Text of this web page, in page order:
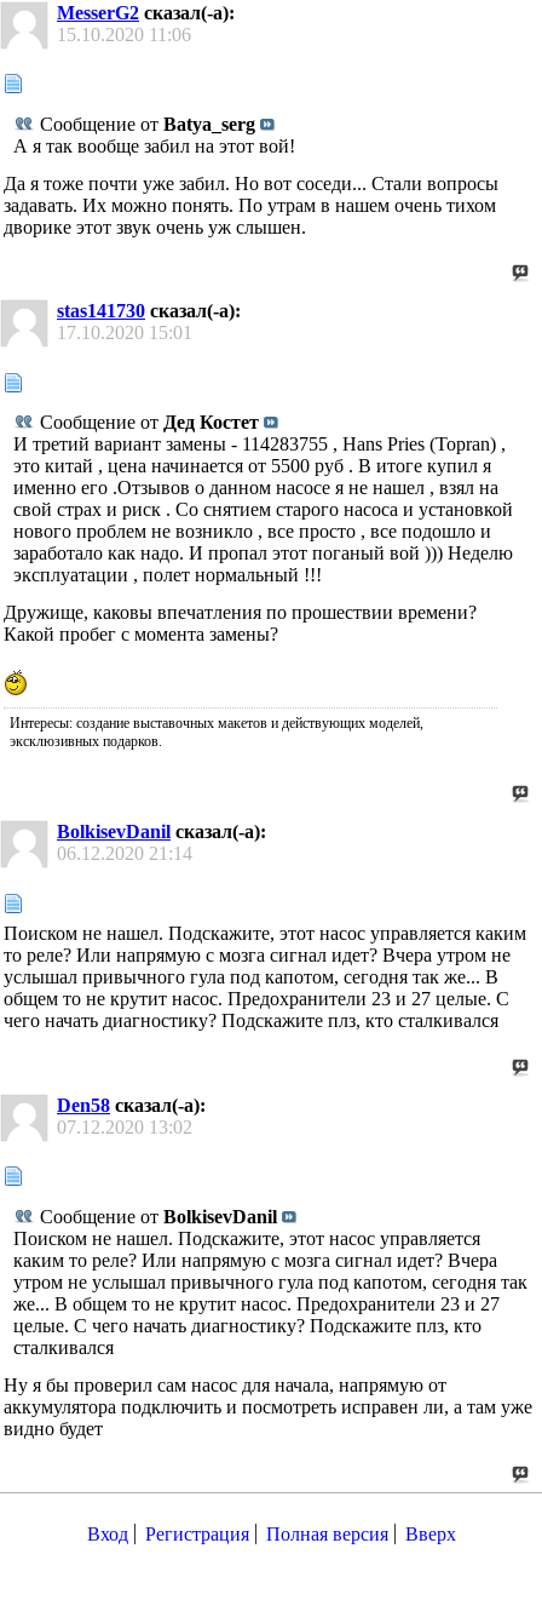
MesserG2 сказал(-а):
15.10.2020 11:06
Сообщение от Batya_serg
А я так вообще забил на этот вой!
Да я тоже почти уже забил. Но вот соседи... Стали вопросы
задавать. Их можно понять. По утрам в нашем очень тихом
дворике этот звук очень уж слышен.
stas141730 сказал(-а):
17.10.2020 15:01
Сообщение от Дед Костет
И третий вариант замены - 114283755 , Hans Pries (Topran) ,
это китай , цена начинается от 5500 руб . В итоге купил я
именно его .Отзывов о данном насосе я не нашел , взял на
свой страх и риск . Со снятием старого насоса и установкой
нового проблем не возникло , все просто , все подошло и
заработало как надо. И пропал этот поганый вой ))) Неделю
эксплуатации , полет нормальный !!!
Дружище, каковы впечатления по прошествии времени?
Какой пробег с момента замены?
Интересы: создание выставочных макетов и действующих моделей,
эксклюзивных подарков.
BolkisevDanil сказал(-а):
06.12.2020 21:14
Поиском не нашел. Подскажите, этот насос управляется каким
то реле? Или напрямую с мозга сигнал идет? Вчера утром не
услышал привычного гула под капотом, сегодня так же... В
общем то не крутит насос. Предохранители 23 и 27 целые. С
чего начать диагностику? Подскажите плз, кто сталкивался
Den58 сказал(-а):
07.12.2020 13:02
Сообщение от BolkisevDanil
Поиском не нашел. Подскажите, этот насос управляется
каким то реле? Или напрямую с мозга сигнал идет? Вчера
утром не услышал привычного гула под капотом, сегодня так
же... В общем то не крутит насос. Предохранители 23 и 27
целые. С чего начать диагностику? Подскажите плз, кто
сталкивался
Ну я бы проверил сам насос для начала, напрямую от
аккумулятора подключить и посмотреть исправен ли, а там уже
видно будет
Вход Регистрация Полная версия Вверх